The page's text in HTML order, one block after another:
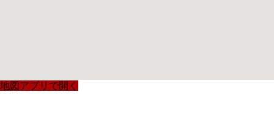
地図アプリで開く